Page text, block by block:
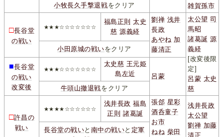
雑賀孫市
小牧長久手撃退戦をクリア
□長谷堂
の戦い
★★★☆☆☆☆☆☆☆
福島正則 太史
慈 源義経
劉禅 浅井
長政
あやね 加
藤清正
太公望 司
馬昭
諸葛誕 源
義経
[改変後限
定]
呂蒙 太史
慈
小田原城の戦いをクリア
■長谷堂
の戦い
改変後
★★★☆☆☆☆☆☆☆
太史慈 王元姫
島左近
呂蒙
牛頭山撤退戦をクリア
□許昌の
戦い
★★★★☆☆☆☆☆☆
浅井長政 福島
正則 諸葛誕
張郃 星彩
酒呑童子
お市
ねね 柴田
浅井長政
太公望
劉禅 加藤
清正
長谷堂の戦いと 南中の戦いと 定軍